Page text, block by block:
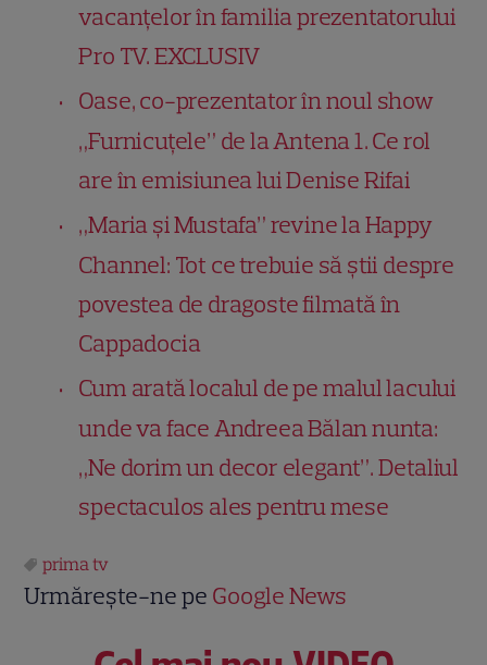
vacanțelor în familia prezentatorului
Pro TV. EXCLUSIV
Oase, co-prezentator în noul show
„Furnicuțele” de la Antena 1. Ce rol
are în emisiunea lui Denise Rifai
„Maria și Mustafa” revine la Happy
Channel: Tot ce trebuie să știi despre
povestea de dragoste filmată în
Cappadocia
Cum arată localul de pe malul lacului
unde va face Andreea Bălan nunta:
„Ne dorim un decor elegant”. Detaliul
spectaculos ales pentru mese
prima tv
Urmărește-ne pe Google News